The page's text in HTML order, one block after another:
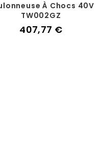
À Chocs 40V
TW002GZ
407,77 €Prix